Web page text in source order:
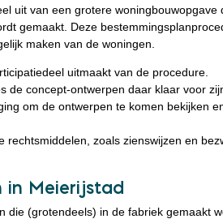
uit van een grotere woningbouwopgave
gemaakt. Deze
maken van de woningen.
uitmaakt van de procedure.
de concept-ontwerpen daar klaar voor
om de ontwerpen te komen bekijken
rechtsmiddelen, zoals zienswijzen en
in Meierijstad
die (grotendeels) in de fabriek gemaakt